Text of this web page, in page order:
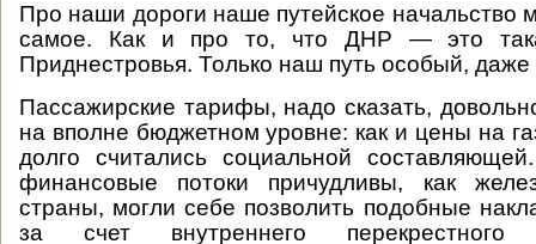
Про наши дороги наше путейское начальство
самое. Как и про то, что ДНР — это
Приднестровья. Только наш путь особый,
Пассажирские тарифы, надо сказать,
на вполне бюджетном уровне: как и цены на
долго считались социальной
финансовые потоки причудливы, как
страны, могли себе позволить подобные
за счет внутреннего перекрестного